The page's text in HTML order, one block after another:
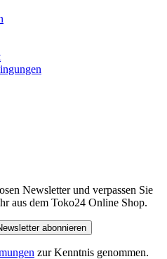
Newsletter und verpassen Sie
aus dem Toko24 Online Shop.
abonnieren
zur Kenntnis genommen.